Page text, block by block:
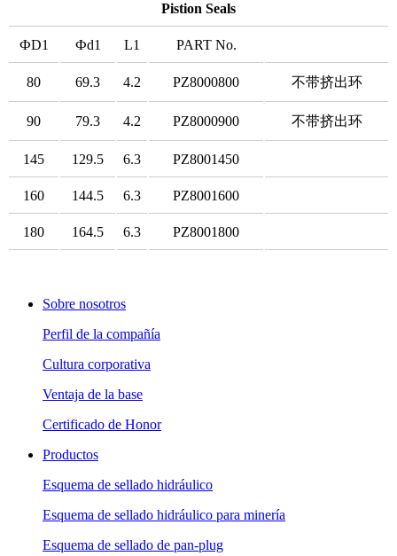
Pistion Seals
ФD1 Фd1 L1 PART No.
80 69.3 4.2 PZ8000800 不带挤出环
90 79.3 4.2 PZ8000900 不带挤出环
145 129.5 6.3 PZ8001450
160 144.5 6.3 PZ8001600
180 164.5 6.3 PZ8001800
Sobre nosotros
Perfil de la compañía
Cultura corporativa
Ventaja de la base
Certificado de Honor
Productos
Esquema de sellado hidráulico
Esquema de sellado hidráulico para minería
Esquema de sellado de pan-plug